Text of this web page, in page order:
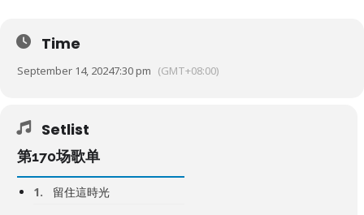
Time
September 14, 20247:30 pm (GMT+08:00)
Setlist
第170场歌单
1. 留住這時光